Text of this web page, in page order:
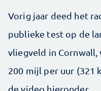
Vorig jaar deed het
publieke test op de
vliegveld in Cornwall,
200 mijl per uur (321